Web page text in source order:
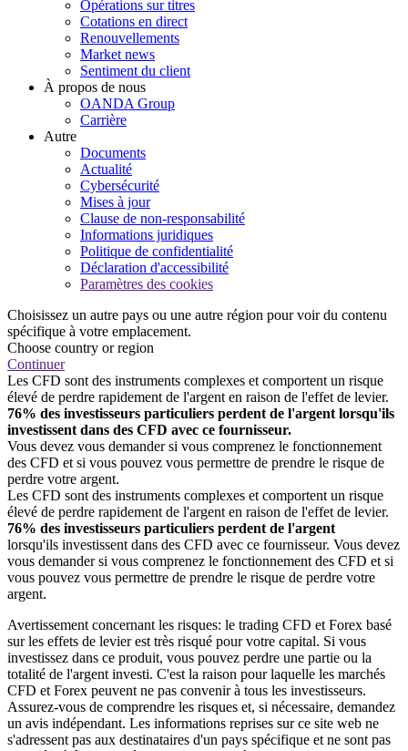
Opérations sur titres
Cotations en direct
Renouvellements
Market news
Sentiment du client
À propos de nous
OANDA Group
Carrière
Autre
Documents
Actualité
Cybersécurité
Mises à jour
Clause de non-responsabilité
Informations juridiques
Politique de confidentialité
Déclaration d'accessibilité
Paramètres des cookies
Choisissez un autre pays ou une autre région pour voir du contenu
spécifique à votre emplacement.
Choose country or region
Continuer
Les CFD sont des instruments complexes et comportent un risque
élevé de perdre rapidement de l'argent en raison de l'effet de levier.
76% des investisseurs particuliers perdent de l'argent lorsqu'ils
investissent dans des CFD avec ce fournisseur.
Vous devez vous demander si vous comprenez le fonctionnement
des CFD et si vous pouvez vous permettre de prendre le risque de
perdre votre argent.
Les CFD sont des instruments complexes et comportent un risque
élevé de perdre rapidement de l'argent en raison de l'effet de levier.
76% des investisseurs particuliers perdent de l'argent
lorsqu'ils investissent dans des CFD avec ce fournisseur. Vous devez
vous demander si vous comprenez le fonctionnement des CFD et si
vous pouvez vous permettre de prendre le risque de perdre votre
argent.
Avertissement concernant les risques: le trading CFD et Forex basé
sur les effets de levier est très risqué pour votre capital. Si vous
investissez dans ce produit, vous pouvez perdre une partie ou la
totalité de l'argent investi. C'est la raison pour laquelle les marchés
CFD et Forex peuvent ne pas convenir à tous les investisseurs.
Assurez-vous de comprendre les risques et, si nécessaire, demandez
un avis indépendant. Les informations reprises sur ce site web ne
s'adressent pas aux destinataires d'un pays spécifique et ne sont pas